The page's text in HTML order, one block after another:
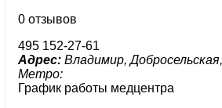
0 отзывов
495 152-27-61
Адрес: Владимир,
Метро:
График работы медцентра